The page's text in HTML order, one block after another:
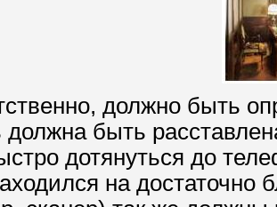
должно быть
быть
дотянуться до
на достаточно